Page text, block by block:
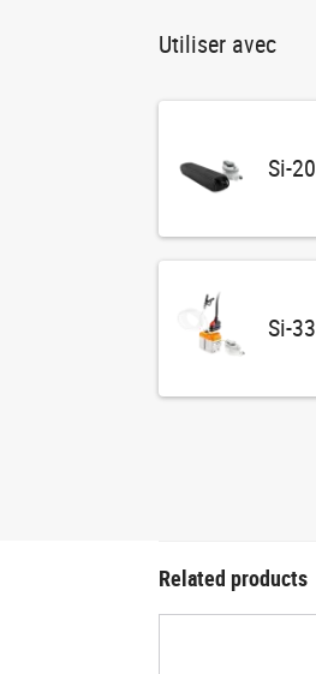
Utiliser avec
Si-20
Si-33
Related products